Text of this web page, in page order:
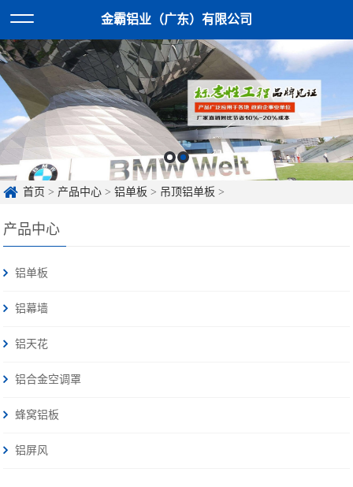
金霸铝业（广东）有限公司
首页 > 产品中心 >铝单板 > 吊顶铝单板 >
产品中心
铝单板
铝幕墙
铝天花
铝合金空调罩
蜂窝铝板
铝屏风